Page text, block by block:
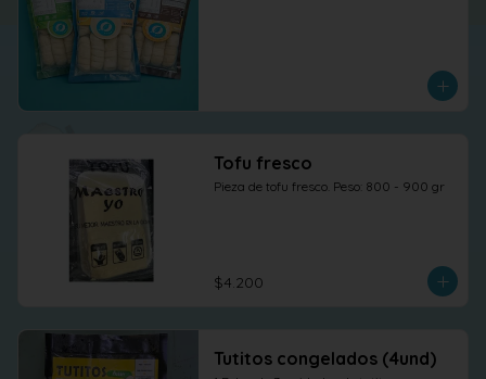
Tofu fresco
Pieza de tofu fresco. Peso: 800 - 900 gr
$4.200
Tutitos congelados (4und)